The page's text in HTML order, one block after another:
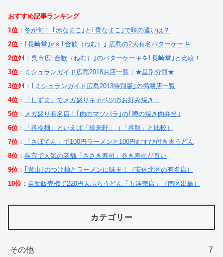
おすすめ記事ランキング
1位 ： 冬が旬！ ｢赤なまこ｣と｢青なまこ｣で味の違いは？
2位 ： ｢長崎堂｣v.s.｢合歓（ねむ）｣ 広島の2大有名バターケーキ
2位ﾀｲ ： 呉市広｢合歓（ねむ）｣のバターケーキを｢長崎堂｣と比較！
3位 ： ミシュランガイド広島2018お店一覧｜★星別分類★
3位ﾀｲ ： ｢ミシュランガイド広島2013特別版｣の掲載店一覧
4位 ：
「しずま」でメガ盛りキャベツのお好み焼き！
5位 ： メガ盛り有名店！｢肉のマツバラ｣の｢噂の焼き肉弁当｣
6位 ：
「呉冷麺」といえば「珍来軒」（「呉龍」と比較）
7位 ：
「さぼてん」で100円ラーメンと100円むすび付き肉うどん
8位 ： 呉市で人気の老舗「ささき寿司」巻き寿司が旨い
9位 ： ｢遊山｣のつけ麺とラーメンに味玉！（安佐北区の有名店）
10位 ： 自動販売機で220円天ぷらうどん「五洋売店」（南区出島）
カテゴリー
その他 7